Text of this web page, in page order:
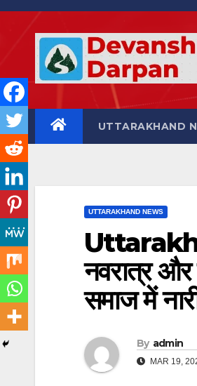
Skip
UTTARAKHAND
UTTARAKHAND NEWS
नवरात्र
समाज में
By admin
MAR 19,